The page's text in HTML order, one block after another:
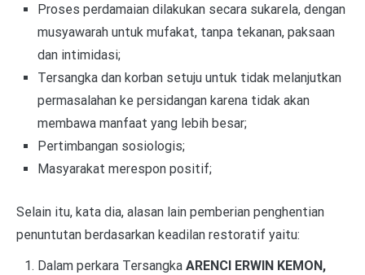
Proses perdamaian dilakukan secara sukarela, dengan
musyawarah untuk mufakat, tanpa tekanan, paksaan
dan intimidasi;
Tersangka dan korban setuju untuk tidak melanjutkan
permasalahan ke persidangan karena tidak akan
membawa manfaat yang lebih besar;
Pertimbangan sosiologis;
Masyarakat merespon positif;
Selain itu, kata dia, alasan lain pemberian penghentian
penuntutan berdasarkan keadilan restoratif yaitu:
Dalam perkara Tersangka ARENCI ERWIN KEMON,